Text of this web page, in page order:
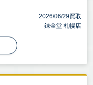
2026/06/29買取
錬金堂 札幌店